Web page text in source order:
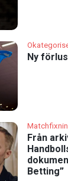
Ny
Från
Betting”